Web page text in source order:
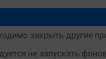
закрыть другие
не запускать